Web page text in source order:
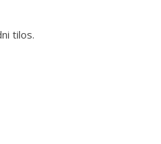
tilos.